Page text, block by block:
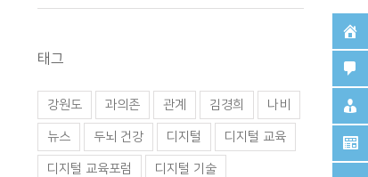
태그
강원도 과의존 관계 김경희 나비
뉴스 두뇌 건강 디지털 디지털 교육
디지털 교육포럼 디지털 기술